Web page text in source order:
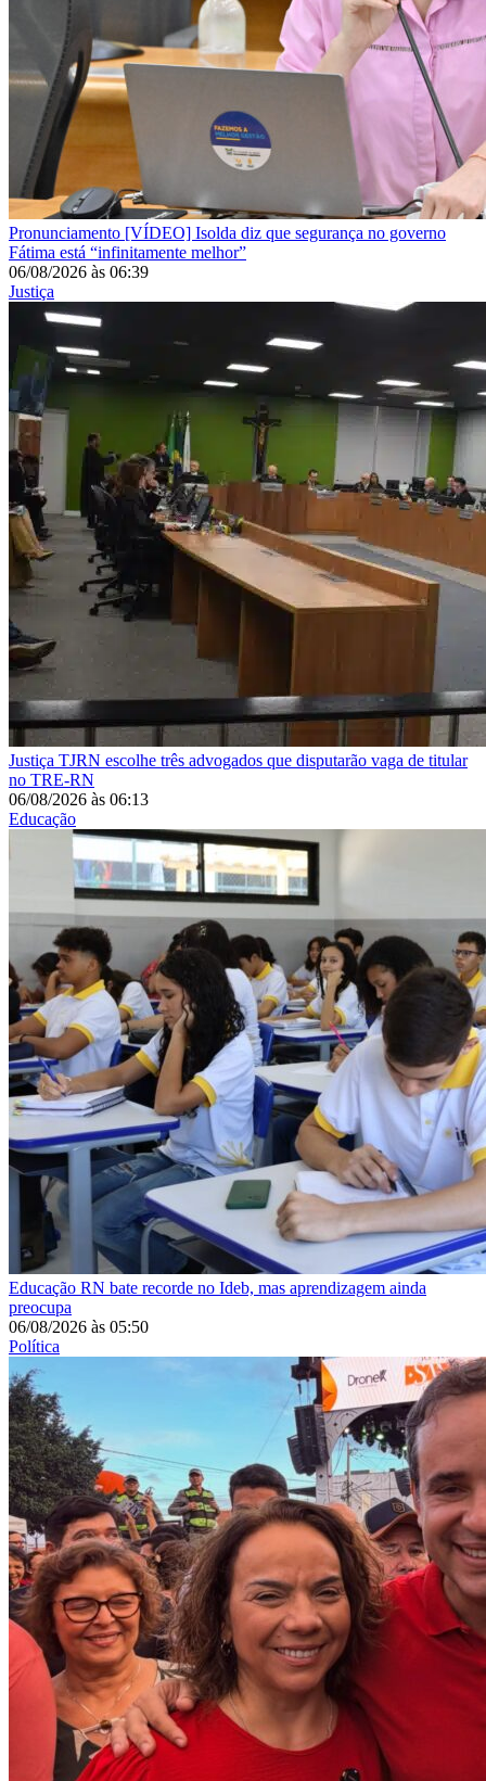
Pronunciamento [VÍDEO] Isolda diz que segurança no governo
Fátima está “infinitamente melhor”
06/08/2026 às 06:39
Justiça
Justiça TJRN escolhe três advogados que disputarão vaga de titular
no TRE-RN
06/08/2026 às 06:13
Educação
Educação RN bate recorde no Ideb, mas aprendizagem ainda
preocupa
06/08/2026 às 05:50
Política